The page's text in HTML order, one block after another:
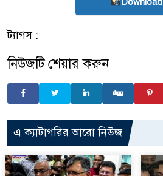
ট্যাগস :
নিউজটি শেয়ার করুন
এ ক্যাটাগরির আরো নিউজ